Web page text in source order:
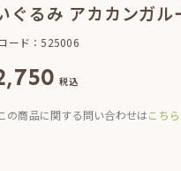
ぐるみ アカカンガル
ード：525006
税込
の商品に関する問い合わせはこちら